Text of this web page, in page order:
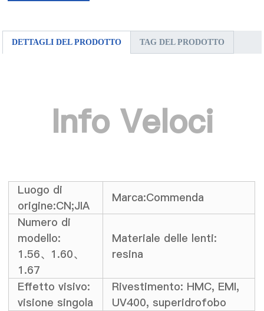
DETTAGLI DEL PRODOTTO TAG DEL PRODOTTO
Info Veloci
Luogo di
origine:CN;JIA
Marca:Commenda
Numero di
modello:
1.56、1.60、
1.67
Materiale delle lenti:
resina
Effetto visivo:
visione singola
Rivestimento: HMC, EMI,
UV400, superidrofobo